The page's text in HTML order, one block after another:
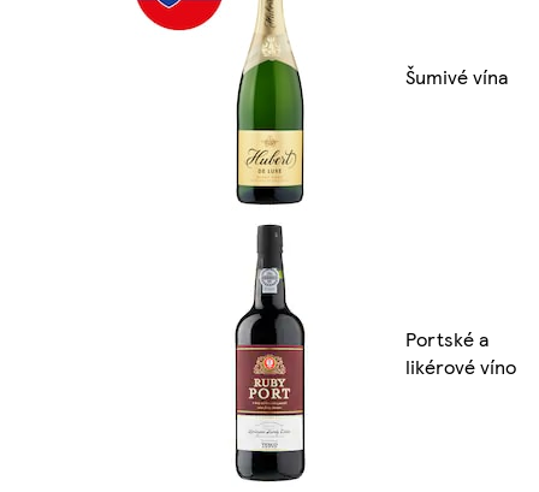
Šumivé vína
Portské a
likérové víno